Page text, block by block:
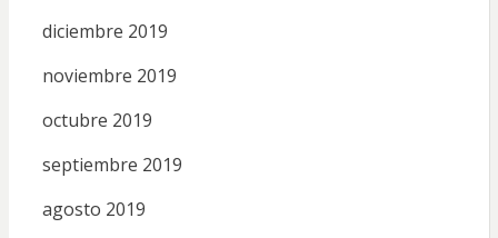
diciembre 2019
noviembre 2019
octubre 2019
septiembre 2019
agosto 2019